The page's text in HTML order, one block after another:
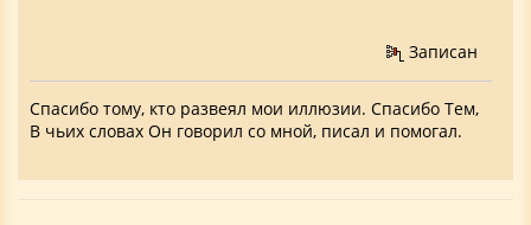
Записан
Спасибо тому, кто развеял мои иллюзии. Спасибо Тем,
В чьих словах Он говорил со мной, писал и помогал.